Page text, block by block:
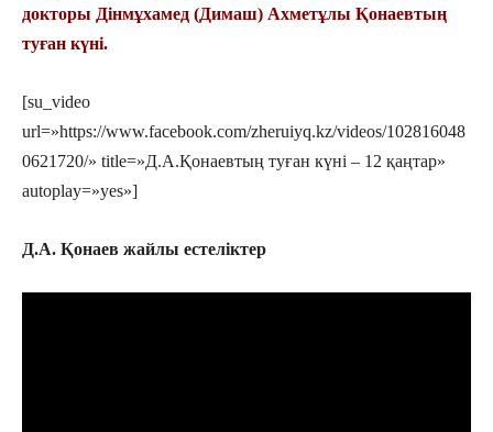
докторы Дінмұхамед (Димаш) Ахметұлы Қонаевтың
туған күні.
[su_video
url=»https://www.facebook.com/zheruiyq.kz/videos/102816048
0621720/» title=»Д.А.Қонаевтың туған күні – 12 қаңтар»
autoplay=»yes»]
Д.А. Қонаев жайлы естеліктер